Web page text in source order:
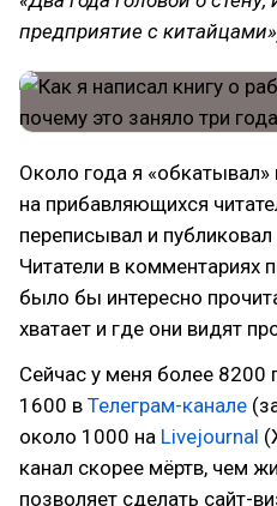
предприятие с
Около года я «обкатывал»
на прибавляющихся
переписывал и
Читатели в комментариях
было бы интересно
хватает и где они видят
Сейчас у меня более 8200
1600 в Телеграм-канале
около 1000 на Livejournal
канал скорее мёртв, чем
позволяет сделать сайт-